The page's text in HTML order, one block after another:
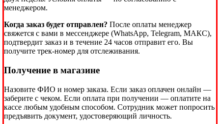
менеджером.
Когда заказ будет отправлен? После оплаты менеджер
свяжется с вами в мессенджере (WhatsApp, Telegram, МАКС),
подтвердит заказ и в течение 24 часов отправит его. Вы
получите трек-номер для отслеживания.
Получение в магазине
Назовите ФИО и номер заказа. Если заказ оплачен онлайн —
заберите с чеком. Если оплата при получении — оплатите на
кассе любым удобным способом. Сотрудник может попросить
предъявить документ, удостоверяющий личность.